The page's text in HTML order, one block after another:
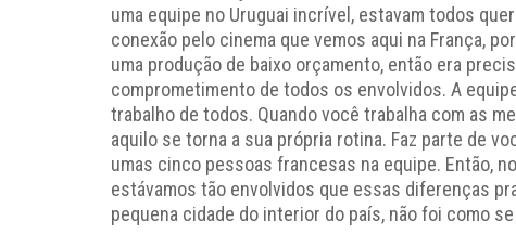
uma equipe no Uruguai incrível, estavam todos
conexão pelo cinema que vemos aqui na França,
uma produção de baixo orçamento, então era
comprometimento de todos os envolvidos. A
trabalho de todos. Quando você trabalha com as
aquilo se torna a sua própria rotina. Faz parte de
umas cinco pessoas francesas na equipe. Então,
estávamos tão envolvidos que essas diferenças
pequena cidade do interior do país, não foi como